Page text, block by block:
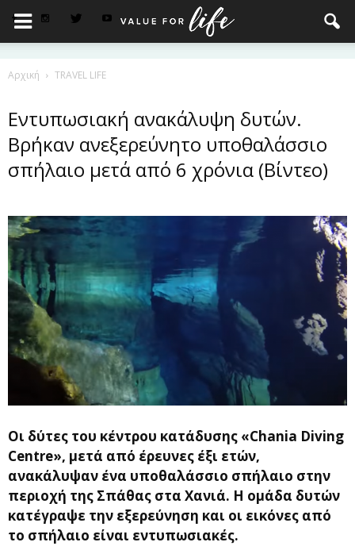
Αρχική TRAVEL LIFE
Εντυπωσιακή ανακάλυψη δυτών.
Βρήκαν ανεξερεύνητο υποθαλάσσιο
σπήλαιο μετά από 6 χρόνια (Βίντεο)
Οι δύτες του κέντρου κατάδυσης «Chania Diving
Centre», μετά από έρευνες έξι ετών,
ανακάλυψαν ένα υποθαλάσσιο σπήλαιο στην
περιοχή της Σπάθας στα Χανιά. Η ομάδα δυτών
κατέγραψε την εξερεύνηση και οι εικόνες από
το σπήλαιο είναι εντυπωσιακές.